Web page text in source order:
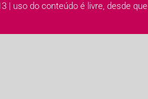
| uso do conteúdo é livre, desde que